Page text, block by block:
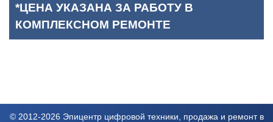
*ЦЕНА УКАЗАНА ЗА РАБОТУ В
КОМПЛЕКСНОМ РЕМОНТЕ
© 2012-2026 Эпицентр цифровой техники, продажа и ремонт в